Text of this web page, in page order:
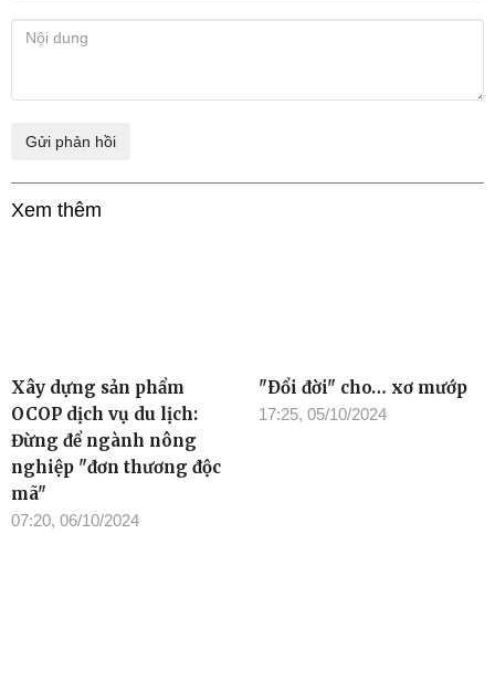
Xây dựng sản phẩm
OCOP dịch vụ du lịch:
Đừng để ngành nông
nghiệp "đơn thương độc
mã"
"Ðổi đời" cho… xơ mướp